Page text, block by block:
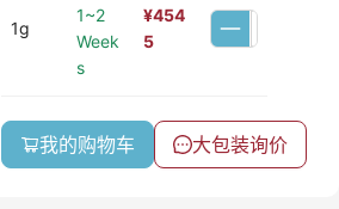
1g
1~2
Week
s
¥454
5
我的购物车 大包装询价